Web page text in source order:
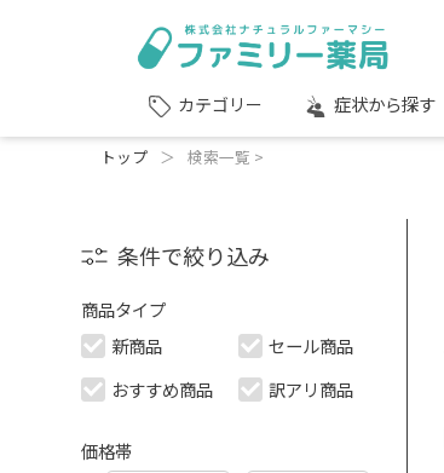
カテゴリー 症状から探す
トップ ＞ 検索一覧 >
条件で絞り込み
商品タイプ
新商品
セール商品
おすすめ商品
訳アリ商品
価格帯